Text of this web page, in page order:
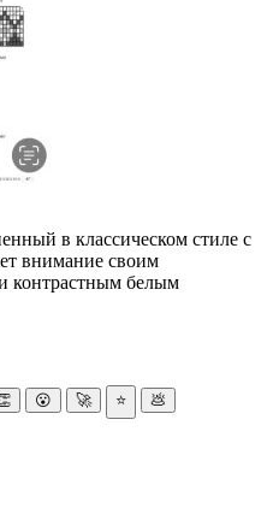
в классическом стиле с
внимание своим
контрастным белым
😮 🚀 ⭐ 💩